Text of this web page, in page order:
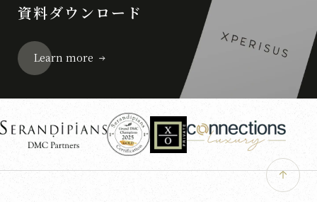
資料ダウンロード
Learn more